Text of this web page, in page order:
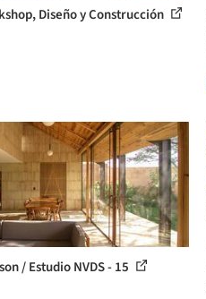
Diseño y Construcción
/ Estudio NVDS - 15